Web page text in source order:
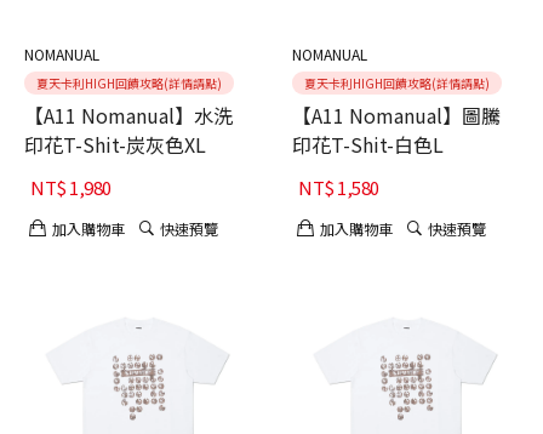
NOMANUAL
夏天卡利HIGH回饋攻略(詳情請點)
【A11 Nomanual】水洗
印花T-Shit-炭灰色XL
NT$1,980
加入購物車 快速預覽
NOMANUAL
夏天卡利HIGH回饋攻略(詳情請點)
【A11 Nomanual】圖騰
印花T-Shit-白色L
NT$1,580
加入購物車 快速預覽